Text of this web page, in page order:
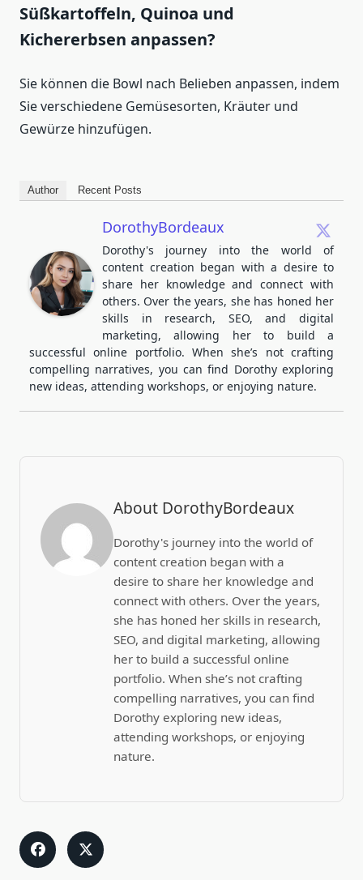
Süßkartoffeln, Quinoa und
Kichererbsen anpassen?
Sie können die Bowl nach Belieben anpassen, indem
Sie verschiedene Gemüsesorten, Kräuter und
Gewürze hinzufügen.
Author Recent Posts
DorothyBordeaux
Dorothy's journey into the world of
content creation began with a desire to
share her knowledge and connect with
others. Over the years, she has honed her
skills in research, SEO, and digital
marketing, allowing her to build a
successful online portfolio. When she’s not crafting
compelling narratives, you can find Dorothy exploring
new ideas, attending workshops, or enjoying nature.
About DorothyBordeaux
Dorothy's journey into the world of
content creation began with a
desire to share her knowledge and
connect with others. Over the years,
she has honed her skills in research,
SEO, and digital marketing, allowing
her to build a successful online
portfolio. When she’s not crafting
compelling narratives, you can find
Dorothy exploring new ideas,
attending workshops, or enjoying
nature.